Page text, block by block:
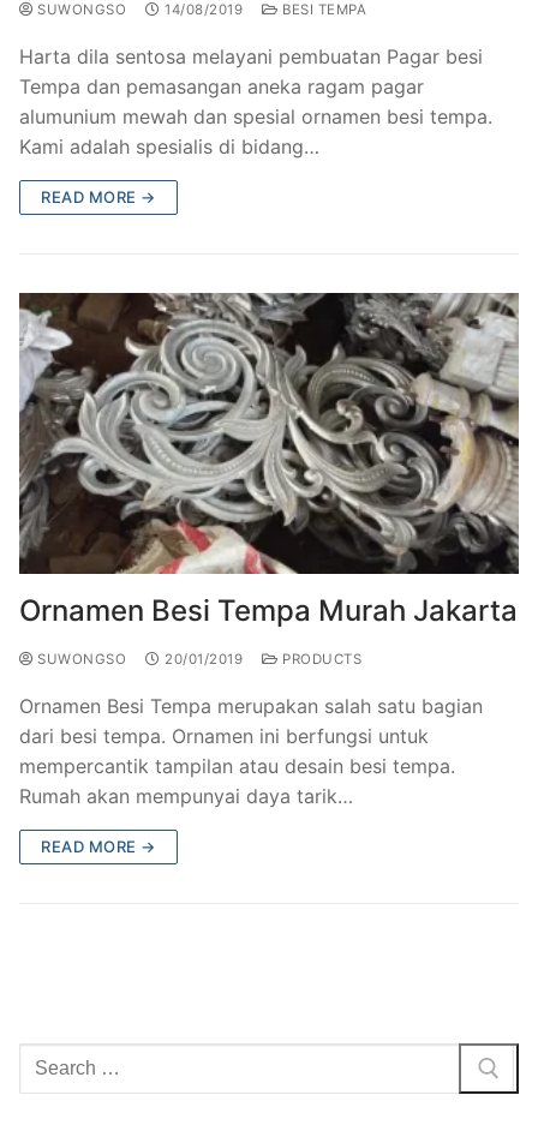
SUWONGSO 14/08/2019 BESI TEMPA
Harta dila sentosa melayani pembuatan Pagar besi
Tempa dan pemasangan aneka ragam pagar
alumunium mewah dan spesial ornamen besi tempa.
Kami adalah spesialis di bidang…
READ MORE →
Ornamen Besi Tempa Murah Jakarta
SUWONGSO 20/01/2019 PRODUCTS
Ornamen Besi Tempa merupakan salah satu bagian
dari besi tempa. Ornamen ini berfungsi untuk
mempercantik tampilan atau desain besi tempa.
Rumah akan mempunyai daya tarik…
READ MORE →